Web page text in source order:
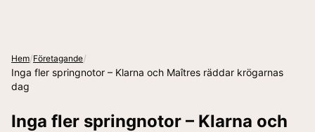
Hem/Företagande/
Inga fler springnotor – Klarna och Maîtres räddar krögarnas
dag
Inga fler springnotor – Klarna och